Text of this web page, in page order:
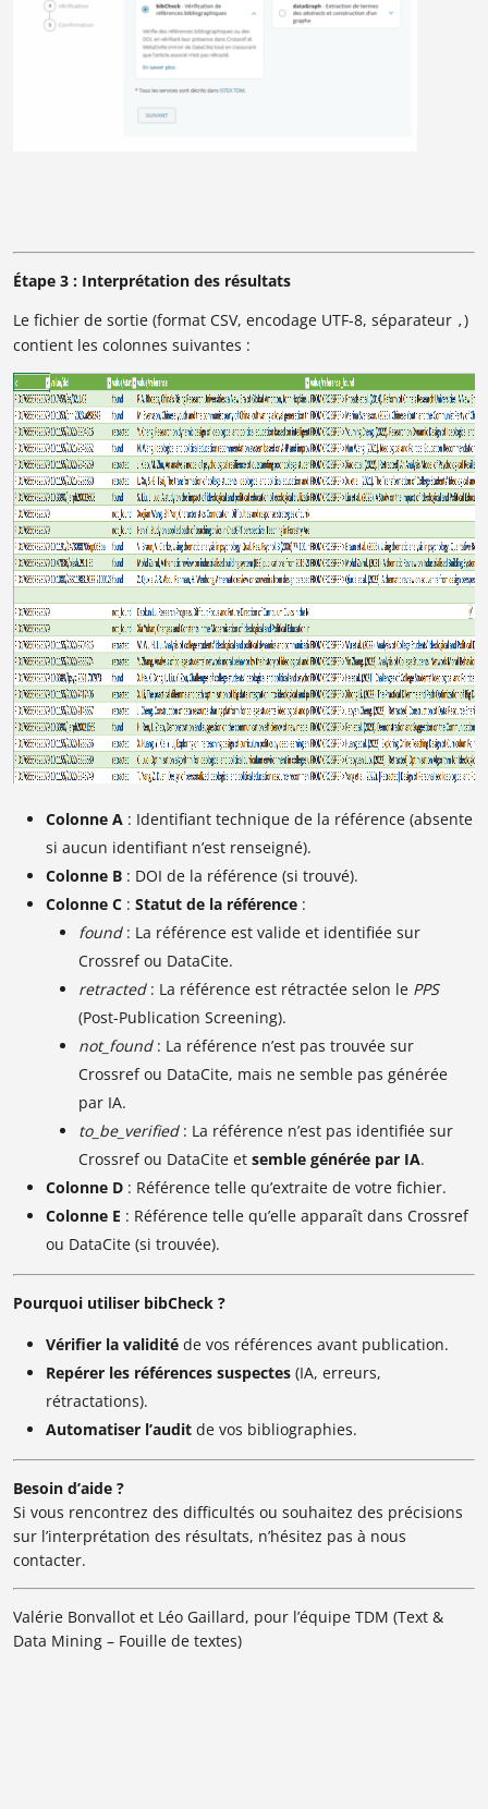
Étape 3 : Interprétation des résultats
Le fichier de sortie (format CSV, encodage UTF-8, séparateur , )
contient les colonnes suivantes :
Colonne A : Identifiant technique de la référence (absente
si aucun identifiant n’est renseigné).
Colonne B : DOI de la référence (si trouvé).
Colonne C : Statut de la référence :
found: La référence est valide et identifiée sur
Crossref ou DataCite.
retracted: La référence est rétractée selon le PPS
(Post-Publication Screening).
not_found: La référence n’est pas trouvée sur
Crossref ou DataCite, mais ne semble pas générée
par IA.
to_be_verified: La référence n’est pas identifiée sur
Crossref ou DataCite et semble générée par IA.
Colonne D : Référence telle qu’extraite de votre fichier.
Colonne E : Référence telle qu’elle apparaît dans Crossref
ou DataCite (si trouvée).
Pourquoi utiliser bibCheck ?
Vérifier la validité de vos références avant publication.
Repérer les références suspectes (IA, erreurs,
rétractations).
Automatiser l’audit de vos bibliographies.
Besoin d’aide ?
Si vous rencontrez des difficultés ou souhaitez des précisions
sur l’interprétation des résultats, n’hésitez pas à nous
contacter.
Valérie Bonvallot et Léo Gaillard, pour l’équipe TDM (Text &
Data Mining – Fouille de textes)